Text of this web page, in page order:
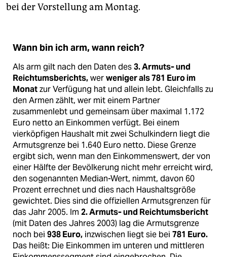
bei der Vorstellung am Montag.
Wann bin ich arm, wann reich?
Als arm gilt nach den Daten des3. Armuts- und
Reichtumsberichts,werweniger als 781 Euro im
Monatzur Verfügung hat und allein lebt. Gleichfalls zu
den Armen zählt, wer mit einem Partner
zusammenlebt und gemeinsam über maximal 1.172
Euro netto an Einkommen verfügt. Bei einem
vierköpfigen Haushalt mit zwei Schulkindern liegt die
Armutsgrenze bei 1.640 Euro netto. Diese Grenze
ergibt sich, wenn man den Einkommenswert, der von
einer Hälfte der Bevölkerung nicht mehr erreicht wird,
den sogenannten Median-Wert, nimmt, davon 60
Prozent errechnet und dies nach Haushaltsgröße
gewichtet. Dies sind die offiziellen Armutsgrenzen für
das Jahr 2005. Im 2. Armuts- und Reichtumsbericht
(mit Daten des Jahres 2003) lag die Armutsgrenze
noch bei 938 Euro, inzwischen liegt sie bei 781 Euro.
Das heißt: Die Einkommen im unteren und mittleren